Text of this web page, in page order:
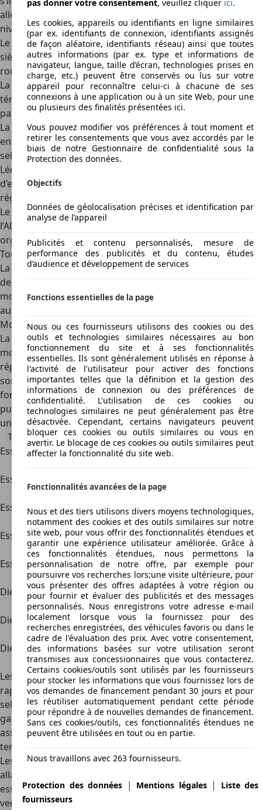
allemandes, avec une approche plus posée et un excellent
niveau de sécurité.
Le confort de suspension, la bonne insonorisation et les
sièges ergonomiques font de la S80 une excellente
routière, idéale pour les trajets fréquents.
La qualité des matériaux et l’assemblage intérieur
témoignent du sérieux scandinave, avec une attention
particulière portée à la durabilité.
La gamme de motorisations variées permet de choisir
entre sobriété, agrément de conduite ou performances,
selon les besoins.
Léquipement est généreux, y compris sur les versions
d’entrée de gamme, avec climatiseur automatique,
régulateur, phares au xénon, GPS ou sellerie cuir.
Le design intérieur reste épuré et fonctionnel, fidèle à
l’ADN Volvo, offrant un poste de conduite serein et bien
organisé.
Toutes les données clés sur la Volvo S80
La S80 propose une synthèse efficace entre confort haut
de gamme, technologies desécurité avancées et
motorisations équilibrées, le tout dans un format adapté
aux besoins des familles comme des professionnels.
Motorisation
La Volvo S80 a été proposée avec un large éventail de
motorisations, aussi bien essence que diesel, afin de
répondre aux attentes variées des conducteurs. Les blocs
sont réputés pour leur robustesse, leur douceur de
fonctionnement et leur longévité. Certaines versions plus
puissantes intègrent la transmission intégrale AWD pour
un meilleur comportement sur route glissante.
Type
Bloc moteur Puissance
Particularités
Essence2.0T 5
180 ch
moteur souple et discret
Essence
cylindres
dynamisme et confort
Essence3.2 6
cylindres
238 ch
atmosphérique, souple
mais gourmand
EssenceT6 biturbo 6
cyl. AWD
285 à 305
ch
performant et fluide, avec
4 roues motrices
EssenceV8 4.4 litres
AWD
315 ch
rare, puissant et à la
sonorité noble
Diesel
D3 2.0 litres
136 à 150
ch
économique et adapté à
un usage quotidien
Diesel
D4 2.0 litres 181 ch
équilibré en conso et en
relances
Diesel
D5 2.4 litres 5
cyl.
163 à 215
ch
fiable, coupleux, idéal pour
longs trajets
Les boîtes de vitesses disponibles sont manuelles à 6
rapports ou automatiques Geartronic à 5 ou 6 vitesses
selon les versions. Certaines motorisations haut de
gamme, comme le T6 ou le V8, sont exclusivement
associées à la transmission intégrale AWD, renforçant la
tenue de route par tous les temps.
Lesconsommations de carburant varient selon les blocs,
allant de
essence. Ces chiffres soulignent le contraste entre les
versions économiques et les configurations plus sportives
pas donner votre consentement, veuillez cliquer ici.
Les cookies, appareils ou identifiants en ligne similaires
(par ex. identifiants de connexion, identifiants assignés
de façon aléatoire, identifiants réseau) ainsi que toutes
autres informations (par ex. type et informations de
navigateur, langue, taille d’écran, technologies prises en
charge, etc.) peuvent être conservés ou lus sur votre
appareil pour reconnaître celui-ci à chacune de ses
connexions à une application ou à un site Web, pour une
ou plusieurs des finalités présentées ici.
Vous pouvez modifier vos préférences à tout moment et
retirer les consentements que vous avez accordés par le
biais de notre Gestionnaire de confidentialité sous la
Protection des données.
Objectifs
Données de géolocalisation précises et identification par
analyse de l’appareil
Publicités et contenu personnalisés, mesure de
performance des publicités et du contenu, études
d’audience et développement de services
Fonctions essentielles de la page
Nous ou ces fournisseurs utilisons des cookies ou des
outils et technologies similaires nécessaires au bon
fonctionnement du site et à ses fonctionnalités
essentielles. Ils sont généralement utilisés en réponse à
l'activité de l'utilisateur pour activer des fonctions
importantes telles que la définition et la gestion des
informations de connexion ou des préférences de
confidentialité. L'utilisation de ces cookies ou
technologies similaires ne peut généralement pas être
désactivée. Cependant, certains navigateurs peuvent
bloquer ces cookies ou outils similaires ou vous en
avertir. Le blocage de ces cookies ou outils similaires peut
affecter la fonctionnalité du site web.
Fonctionnalités avancées de la page
Nous et des tiers utilisons divers moyens technologiques,
notamment des cookies et des outils similaires sur notre
site web, pour vous offrir des fonctionnalités étendues et
garantir une expérience utilisateur améliorée. Grâce à
ces fonctionnalités étendues, nous permettons la
personnalisation de notre offre, par exemple pour
poursuivre vos recherches lors;une visite ultérieure, pour
vous présenter des offres adaptées à votre région ou
pour fournir et évaluer des publicités et des messages
personnalisés. Nous enregistrons votre adresse e-mail
localement lorsque vous la fournissez pour des
recherches enregistrées, des véhicules favoris ou dans le
cadre de l'évaluation des prix. Avec votre consentement,
des informations basées sur votre utilisation seront
transmises aux concessionnaires que vous contacterez.
Certains cookies/outils sont utilisés par les fournisseurs
pour stocker les informations que vous fournissez lors de
vos demandes de financement pendant 30 jours et pour
les réutiliser automatiquement pendant cette période
pour répondre à de nouvelles demandes de financement.
Sans ces cookies/outils, ces fonctionnalités étendues ne
peuvent être utilisées en tout ou en partie.
Nous travaillons avec 263 fournisseurs.
Protection des données | Mentions légales|
Liste des
fournisseurs